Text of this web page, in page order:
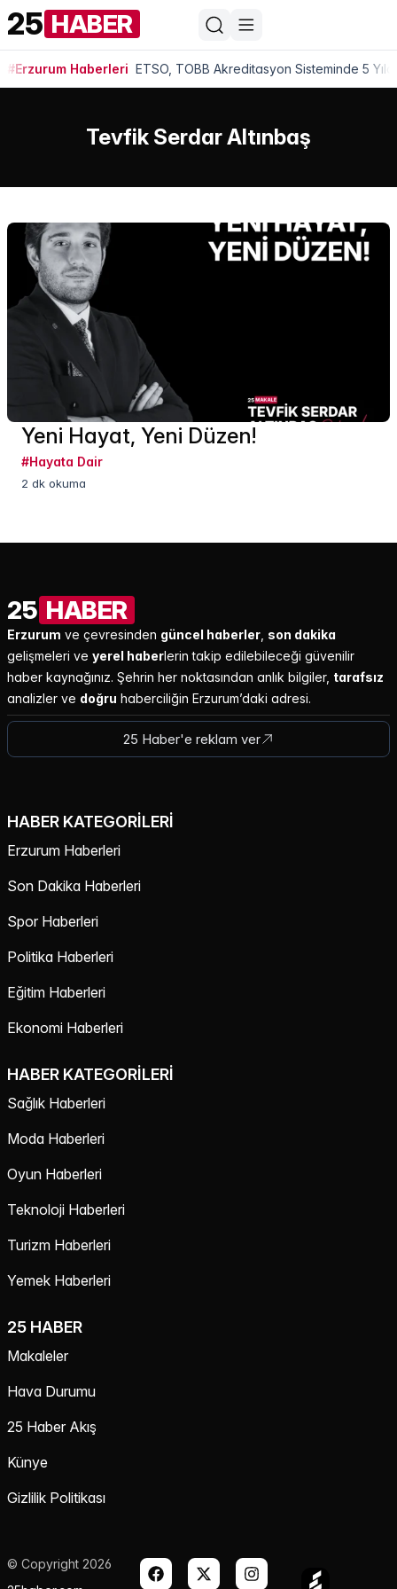
25 HABER
#Erzurum Haberleri ETSO, TOBB Akreditasyon Sisteminde 5
Tevfik Serdar Altınbaş
Yeni Hayat, Yeni Düzen!
#Hayata Dair
2 dk okuma
25 HABER
Erzurum ve çevresinden güncel haberler son dakika
gelişmeleri ve yerel haberlerin takip edilebileceği güvenilir
haber kaynağınız. Şehrin her noktasından anlık bilgiler, tarafsız
analizler ve doğru haberciliğin Erzurum’daki adresi.
25 Haber'e reklam ver
HABER KATEGORILERI
Erzurum Haberleri
Son Dakika Haberleri
Spor Haberleri
Politika Haberleri
Eğitim Haberleri
Ekonomi Haberleri
HABER KATEGORILERI
Sağlık Haberleri
Moda Haberleri
Oyun Haberleri
Teknoloji Haberleri
Turizm Haberleri
Yemek Haberleri
25 HABER
Makaleler
Hava Durumu
25 Haber Akış
Künye
Gizlilik Politikası
© Copyright 2026